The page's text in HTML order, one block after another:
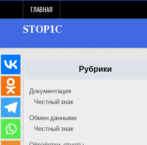
ГЛАВНАЯ
STOP1C
Рубрики
Документация
Честный знак
Обмен данными
Честный знак